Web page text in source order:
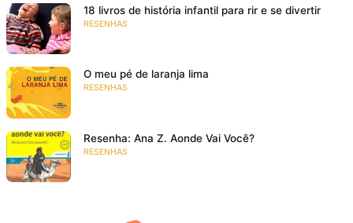
18 livros de história infantil para rir e se divertir
RESENHAS
O meu pé de laranja lima
RESENHAS
Resenha: Ana Z. Aonde Vai Você?
RESENHAS